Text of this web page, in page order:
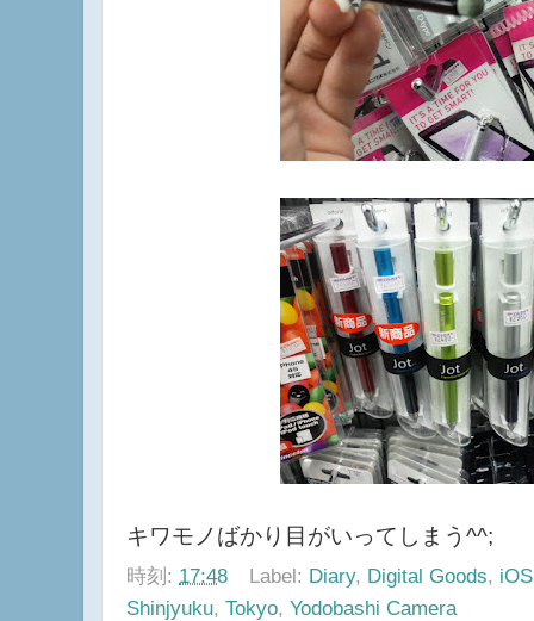
キワモノばかり目がいってしまう^^;
時刻:17:48 Label:Diary,Digital Goods